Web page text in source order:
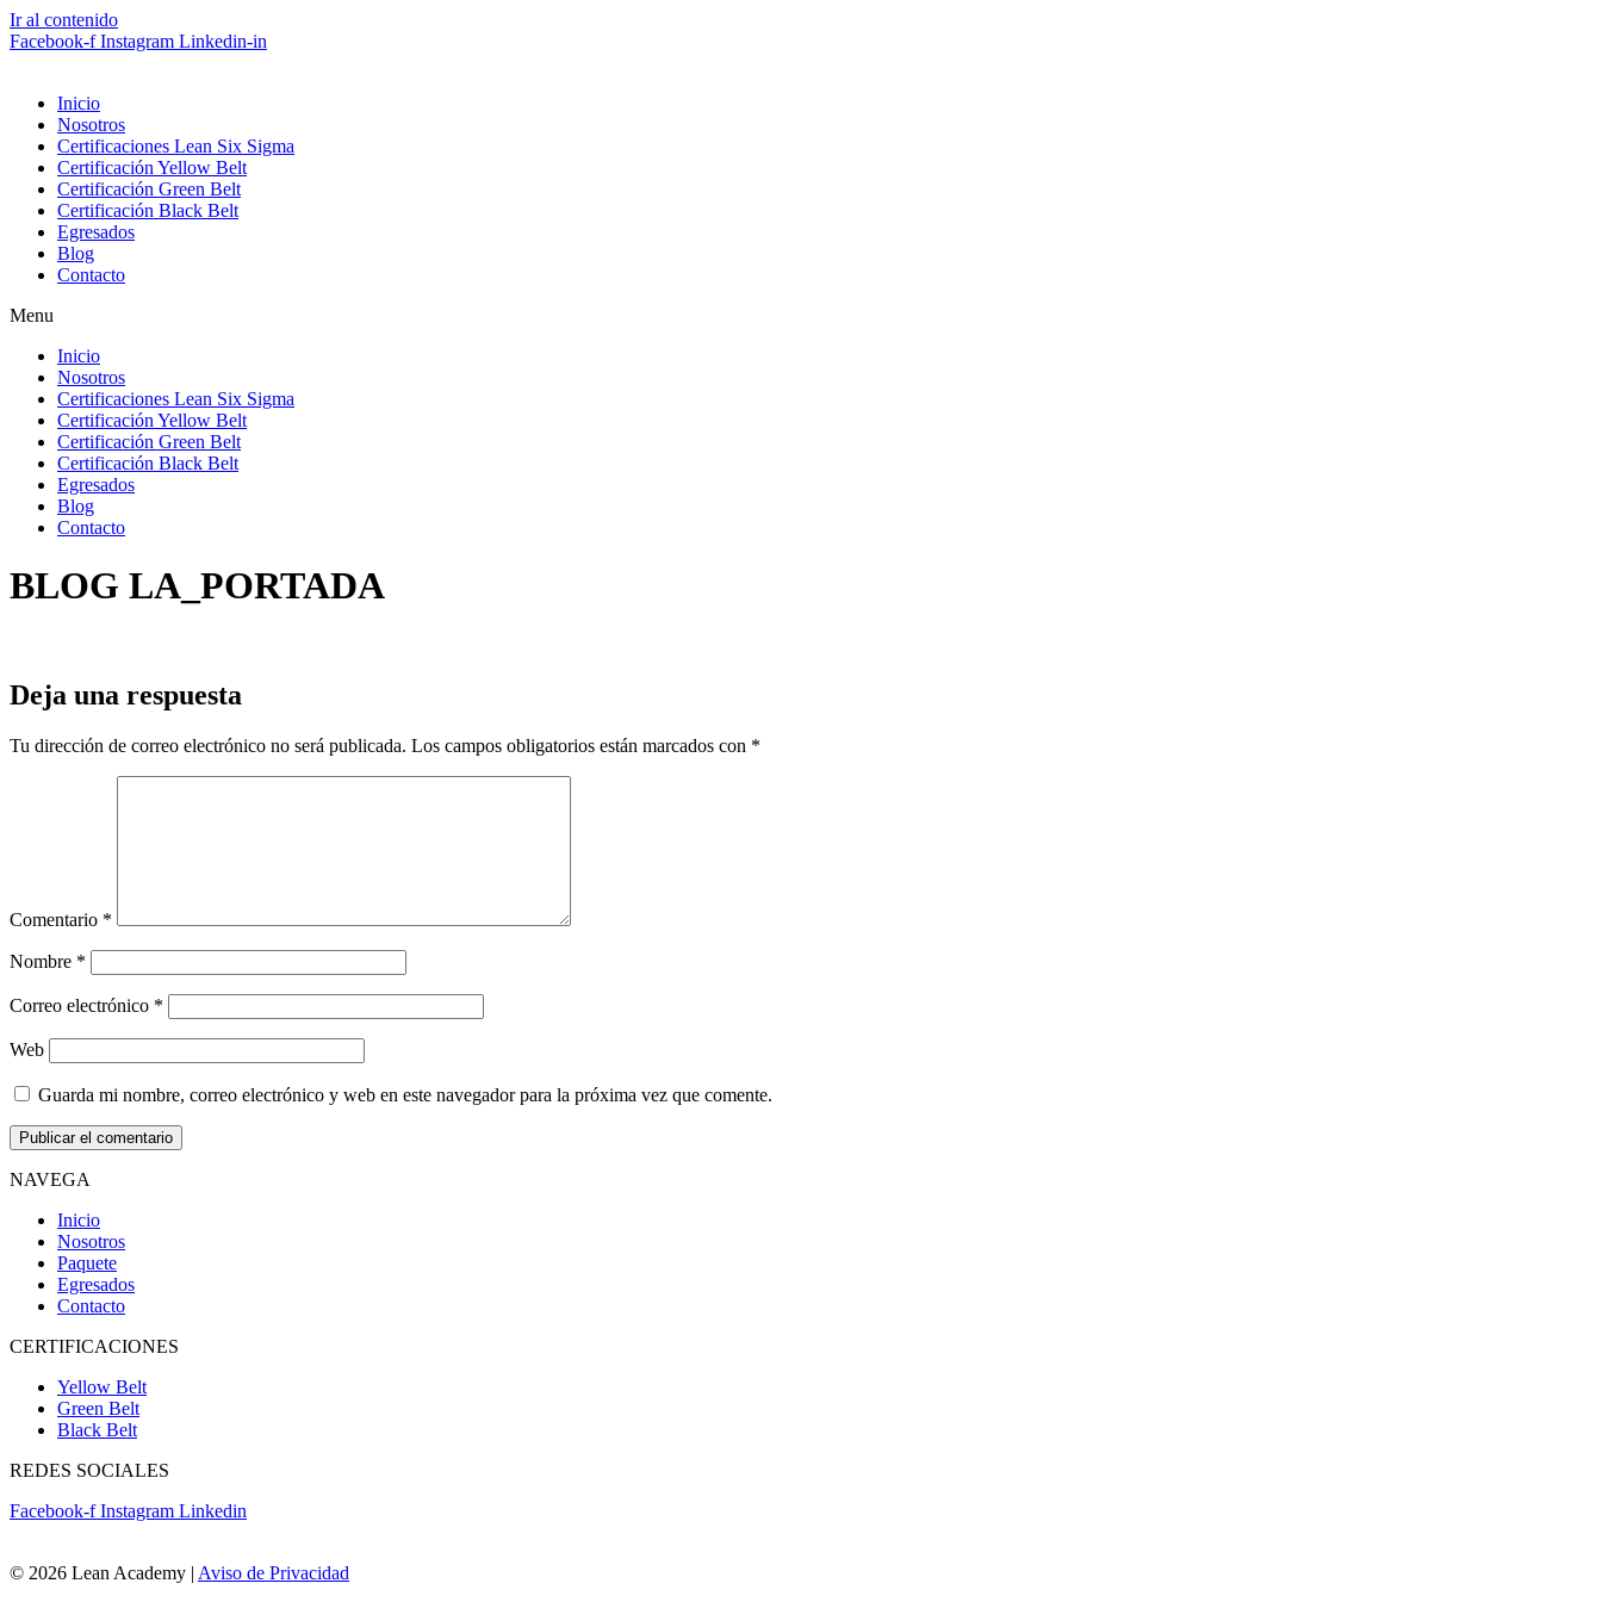
Ir al contenido
Facebook-f Instagram Linkedin-in
Inicio
Nosotros
Certificaciones Lean Six Sigma
Certificación Yellow Belt
Certificación Green Belt
Certificación Black Belt
Egresados
Blog
Contacto
Menu
Inicio
Nosotros
Certificaciones Lean Six Sigma
Certificación Yellow Belt
Certificación Green Belt
Certificación Black Belt
Egresados
Blog
Contacto
BLOG LA_PORTADA
Deja una respuesta
Tu dirección de correo electrónico no será publicada. Los campos obligatorios están marcados con *
Comentario *
Nombre *
Correo electrónico *
Web
Guarda mi nombre, correo electrónico y web en este navegador para la próxima vez que comente.
NAVEGA
Inicio
Nosotros
Paquete
Egresados
Contacto
CERTIFICACIONES
Yellow Belt
Green Belt
Black Belt
REDES SOCIALES
Facebook-f Instagram Linkedin
© 2026 Lean Academy | Aviso de Privacidad